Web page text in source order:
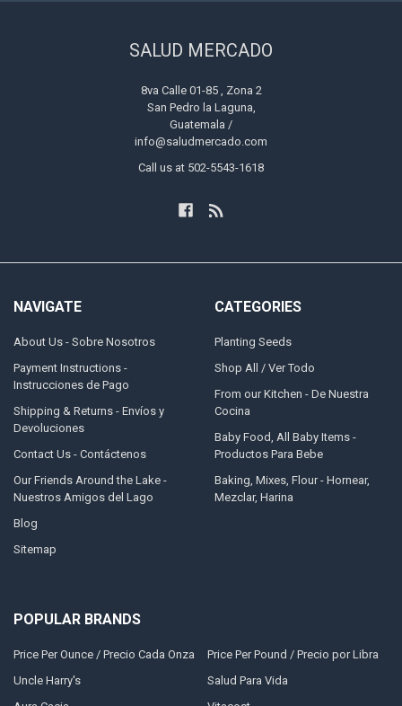
SALUD MERCADO
8va Calle 01-85 , Zona 2
San Pedro la Laguna,
Guatemala /
info@saludmercado.com
Call us at 502-5543-1618
NAVIGATE
About Us - Sobre Nosotros
Payment Instructions -
Instrucciones de Pago
Shipping & Returns - Envíos y
Devoluciones
Contact Us - Contáctenos
Our Friends Around the Lake -
Nuestros Amigos del Lago
Blog
Sitemap
CATEGORIES
Planting Seeds
Shop All / Ver Todo
From our Kitchen - De Nuestra
Cocina
Baby Food, All Baby Items -
Productos Para Bebe
Baking, Mixes, Flour - Hornear,
Mezclar, Harina
POPULAR BRANDS
Price Per Ounce / Precio Cada Onza
Uncle Harry's
Price Per Pound / Precio por Libra
Salud Para Vida